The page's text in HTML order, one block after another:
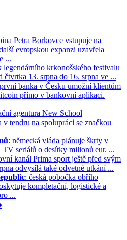
Petra Borkovce vstupuje na
evropskou expanzi uzavřela
...
legendárního krkonošského festivalu
čtvrtka 13. srpna do 16. srpna ve ...
banka v Česku umožní klientům
přímo v bankovní aplikaci.
agentura New School
v tendru na spolupráci se značkou
: německá vláda plánuje škrty v
seriálů o desítky milionů eur. ...
kanál Prima sport ještě před svým
odvysílá také odvetné utkání ...
: česká pobočka obřího
kompletační, logistické a
...